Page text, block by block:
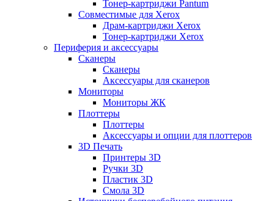
Тонер-картриджи Pantum
Совместимые для Xerox
Драм-картриджи Xerox
Тонер-картриджи Xerox
Периферия и аксессуары
Сканеры
Сканеры
Аксессуары для сканеров
Мониторы
Мониторы ЖК
Плоттеры
Плоттеры
Аксессуары и опции для плоттеров
3D Печать
Принтеры 3D
Ручки 3D
Пластик 3D
Смола 3D